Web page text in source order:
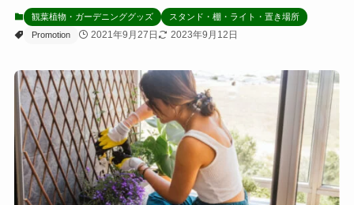
観葉植物・ガーデニンググッズ
スタンド・棚・ライト・置き場所
Promotion
2021年9月27日 2023年9月12日